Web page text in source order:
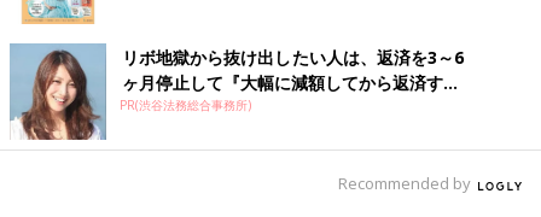
リボ地獄から抜け出したい人は、返済を3～6
ヶ月停止して『大幅に減額してから返済す...
PR(渋谷法務総合事務所)
Recommended by